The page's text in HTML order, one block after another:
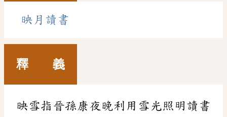
映月讀書
釋 義
映雪指晉孫康夜晚利用雪光照明讀書